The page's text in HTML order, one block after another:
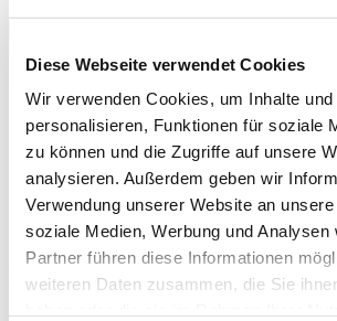
Diese Webseite verwendet Cookies
Wir verwenden Cookies, um Inhalte
personalisieren, Funktionen für soziale
zu können und die Zugriffe auf unsere
analysieren. Außerdem geben wir
Verwendung unserer Website an
soziale Medien, Werbung und Analysen
Partner führen diese Informationen
weiteren Daten zusammen, die Sie
leitet als Arzt den Life Sience-Bereich des
in Stuttgart. Er lehrt Biomechatronik an der
Beiträge